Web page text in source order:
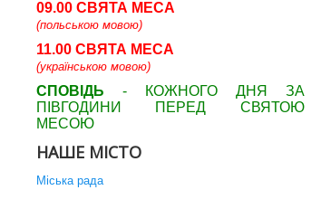
09.00 СВЯТА МЕСА
(польською мовою)
11.00 СВЯТА МЕСА
(українською мовою)
СПОВІДЬ - КОЖНОГО ДНЯ ЗА
ПІВГОДИНИ ПЕРЕД СВЯТОЮ
МЕСОЮ
НАШЕ МІСТО
Міська рада